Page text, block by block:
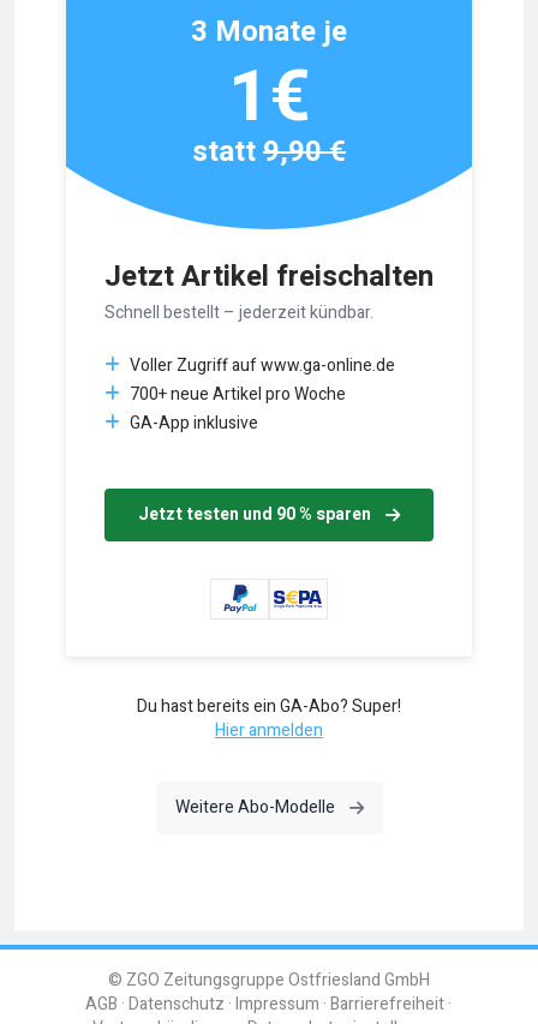
Jetzt Artikel freischalten
Schnell bestellt – jederzeit kündbar.
Voller Zugriff auf www.ga-online.de
700+ neue Artikel pro Woche
GA-App inklusive
Jetzt testen und 90 % sparen
3 Monate je
1€
statt9,90 €
Du hast bereits ein GA-Abo? Super!
Hier anmelden
Weitere Abo-Modelle
© ZGO Zeitungsgruppe Ostfriesland GmbH
AGB Datenschutz Impressum Barrierefreiheit